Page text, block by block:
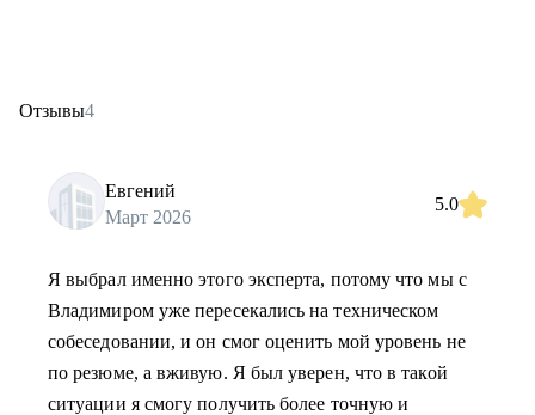
Отзывы4
Евгений
Март 2026
5.0
Я выбрал именно этого эксперта, потому что мы с
Владимиром уже пересекались на техническом
собеседовании, и он смог оценить мой уровень не
по резюме, а вживую. Я был уверен, что в такой
ситуации я смогу получить более точную и